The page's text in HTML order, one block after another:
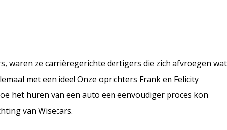
waren ze carrièregerichte dertigers die zich afvroegen wat
met een idee! Onze oprichters Frank en Felicity
het huren van een auto een eenvoudiger proces kon
van Wisecars.